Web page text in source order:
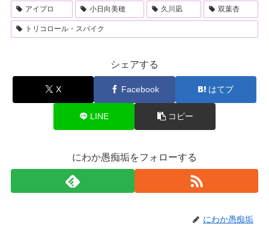
アイプロ 小日向美穂 久川凪 双葉杏
トリコロール・スパイク
シェアする
X Facebook はてブ
LINE コピー
にわか愚痴垢をフォローする
にわか愚痴垢